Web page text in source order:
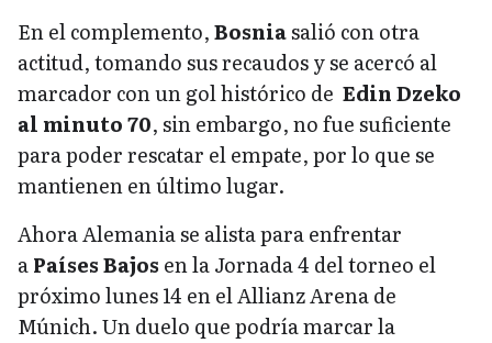
En el complemento,Bosniasalió con otra
actitud, tomando sus recaudos y se acercó al
marcador con un gol histórico de Edin Dzeko
al minuto 70, sin embargo, no fue suficiente
para poder rescatar el empate, por lo que se
mantienen en último lugar.
Ahora Alemania se alista para enfrentar
aPaíses Bajos en la Jornada 4 del torneo el
próximo lunes 14 en el Allianz Arena de
Múnich. Un duelo que podría marcar la